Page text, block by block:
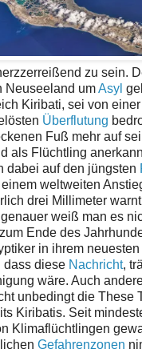
zu sein.
Neuseeland umAsyl
Kiribati, sei von
Überflutung
Fuß mehr auf
als Flüchtling
dabei auf den jüngsten
einem weltweiten
drei Millimeter
weiß man es
Ende des
in ihrem
dass diese Nachricht,
wäre. Auch
unbedingt die These
Kiribatis. Seit
Klimaflüchtlingen
Gefahrenzonen